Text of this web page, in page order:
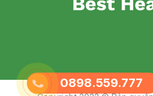
0898.559.777